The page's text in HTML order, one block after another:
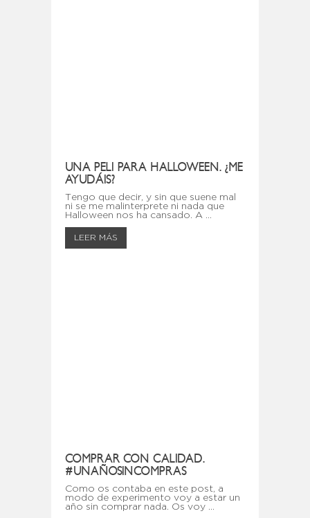
UNA PELI PARA HALLOWEEN. ¿ME
AYUDÁIS?
Tengo que decir, y sin que suene mal
ni se me malinterprete ni nada que
Halloween nos ha cansado. A ...
LEER MÁS
COMPRAR CON CALIDAD.
#UNAÑOSINCOMPRAS
Como os contaba en este post, a
modo de experimento voy a estar un
año sin comprar nada. Os voy ...